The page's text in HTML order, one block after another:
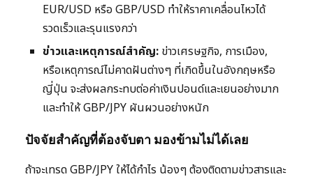
EUR/USD หรือ GBP/USD ทำให้ราคาเคลื่อนไหวได้
รวดเร็วและรุนแรงกว่า
ข่าวและเหตุการณ์สำคัญ: ข่าวเศรษฐกิจ, การเมือง,
หรือเหตุการณ์ไม่คาดฝันต่างๆ ที่เกิดขึ้นในอังกฤษหรือ
ญี่ปุ่น จะส่งผลกระทบต่อค่าเงินปอนด์และเยนอย่างมาก
และทำให้ GBP/JPY ผันผวนอย่างหนัก
ปัจจัยสำคัญที่ต้องจับตา มองข้ามไม่ได้เลย
ถ้าจะเทรด GBP/JPY ให้ได้กำไร น้องๆ ต้องติดตามข่าวสารและ